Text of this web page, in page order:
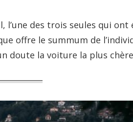
l’une des trois seules qui
offre le summum de
doute la voiture la plus